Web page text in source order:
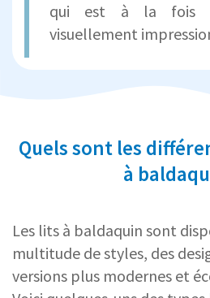
qui est à la fois
visuellement
Quels sont les
à
Les lits à baldaquin sont
multitude de styles, des
versions plus modernes et